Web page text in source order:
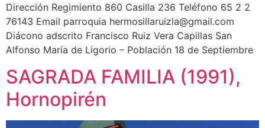
Dirección Regimiento 860 Casilla 236 Teléfono 65 2 2
76143 Email parroquia hermosillaruizla@gmail.com
Diácono adscrito Francisco Ruiz Vera Capillas San
Alfonso María de Ligorio – Población 18 de Septiembre
SAGRADA FAMILIA (1991),
Hornopirén